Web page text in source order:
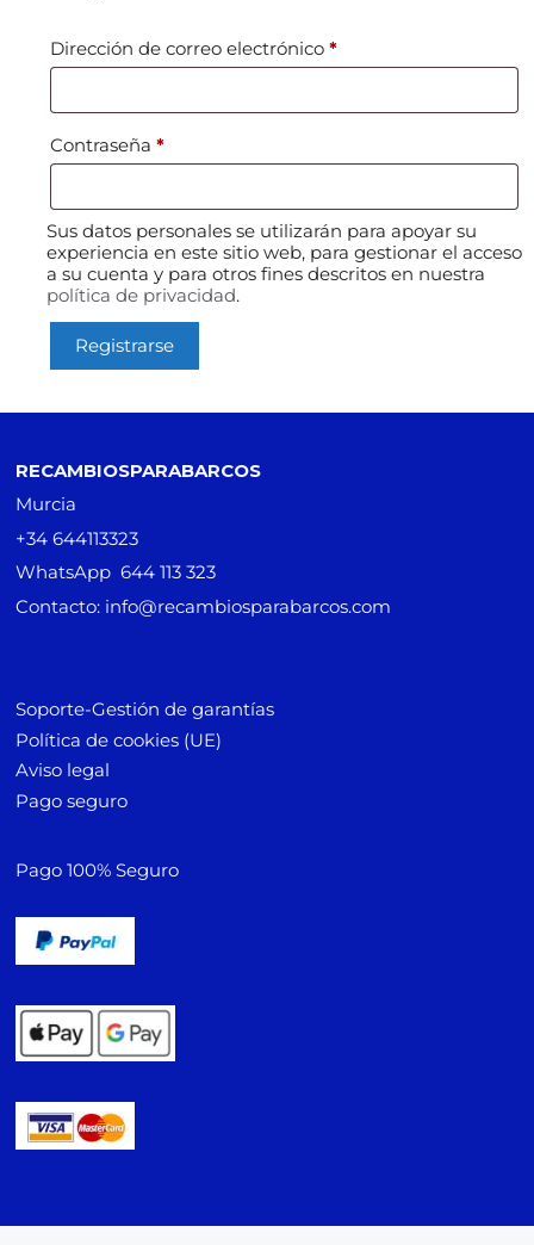
Dirección de correo electrónico *
Contraseña *
Sus datos personales se utilizarán para apoyar su
experiencia en este sitio web, para gestionar el acceso
a su cuenta y para otros fines descritos en nuestra
política de privacidad.
Registrarse
RECAMBIOSPARABARCOS
Murcia
+34 644113323
WhatsApp 644 113 323
Contacto: info@recambiosparabarcos.com
Soporte-Gestión de garantías
Política de cookies (UE)
Aviso legal
Pago seguro
Pago 100% Seguro